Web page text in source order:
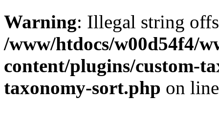
Warning: Illegal string
/www/htdocs/w00d54f4/
content/plugins/custom-
taxonomy-sort.php on